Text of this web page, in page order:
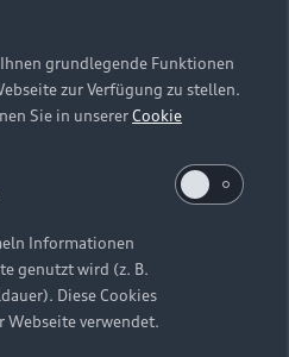
Hinweisgebersystem
Cookie-Einstellungen
und Anordnung der
allen Abbildungen auf dieser
grundlegende Funktionen
zur Verfügung zu stellen.
Sie in unsererCookie
Informationen
genutzt wird (z. B.
Diese Cookies
Webseite verwendet.